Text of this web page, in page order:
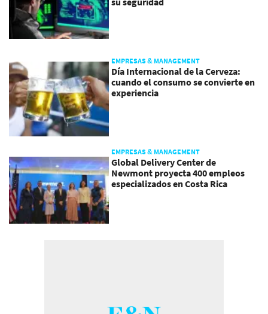
EMPRESAS & MANAGEMENT
Día Internacional de la Cerveza:
cuando el consumo se convierte en
experiencia
EMPRESAS & MANAGEMENT
Global Delivery Center de
Newmont proyecta 400 empleos
especializados en Costa Rica